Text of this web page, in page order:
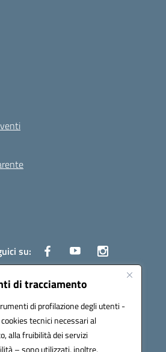
di tracciamento
di profilazione degli utenti -
tecnici necessari al
alla fruibilità dei servizi
– sono utilizzati, inoltre,
su: